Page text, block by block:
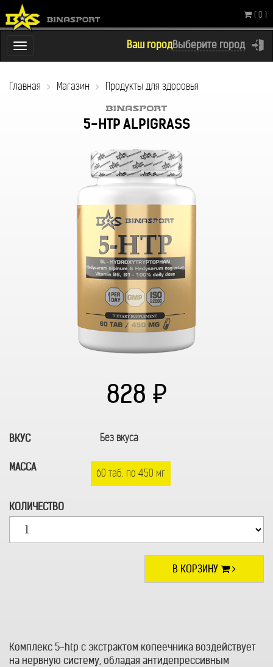
Ваш городВыберите город
( 0 )
Переключатель
навигации
Главная
Магазин Продукты для здоровья
5-HTP ALPIGRASS
828
ВКУС Без вкуса
МАССА 60 таб. по 450 мг
КОЛИЧЕСТВО
В КОРЗИНУ
Комплекс 5-htp с экстрактом копеечника воздействует
на нервную систему, обладая антидепрессивным